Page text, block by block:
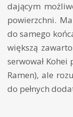
dającym
powierzchni.
do samego
większą
serwował
Ramen), ale
do pełnych